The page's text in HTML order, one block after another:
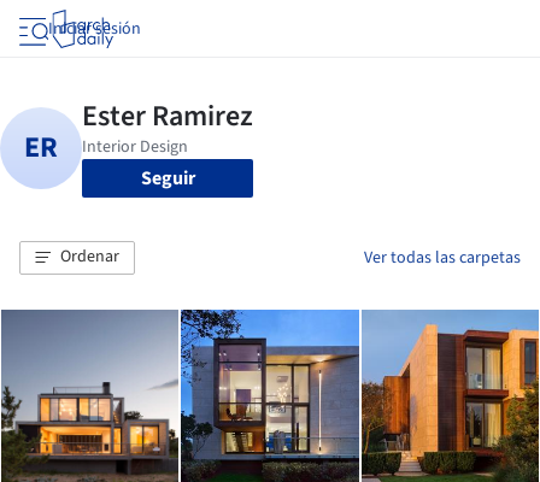
Iniciar sesión
Seguir
Ordenar Ver todas las carpetas